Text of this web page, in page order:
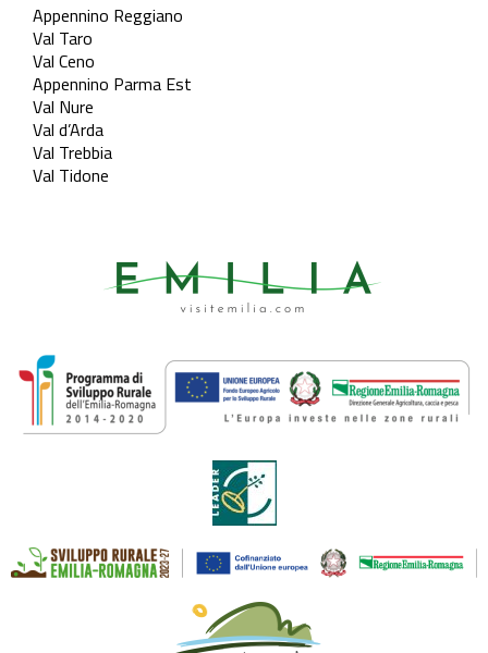
Appennino Reggiano
Val Taro
Val Ceno
Appennino Parma Est
Val Nure
Val d’Arda
Val Trebbia
Val Tidone